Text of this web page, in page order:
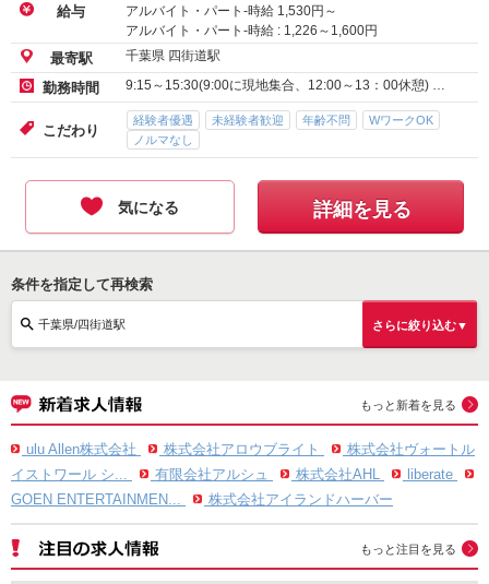
給与
アルバイト・パート-時給 1,530円～
アルバイト・パート-時給 : 1,226 ～ 1,600円
最寄駅 千葉県 四街道駅
勤務時間 9:15～15:30(9:00に現地集合、12:00～13：00休憩) …
こだわり
経験者優遇 未経験者歓迎 年齢不問
WワークOK
ノルマなし
気になる 詳細を見る
条件を指定して再検索
千葉県/四街道駅 さらに絞り込む▼
もっと新着を見る
ulu Allen株式会社 株式会社アロウブライト
株式会社ヴォートル
イストワール シ...
有限会社アルシュ 株式会社AHL
liberate
GOEN ENTERTAINMEN...
株式会社アイランドハーバー
もっと注目を見る